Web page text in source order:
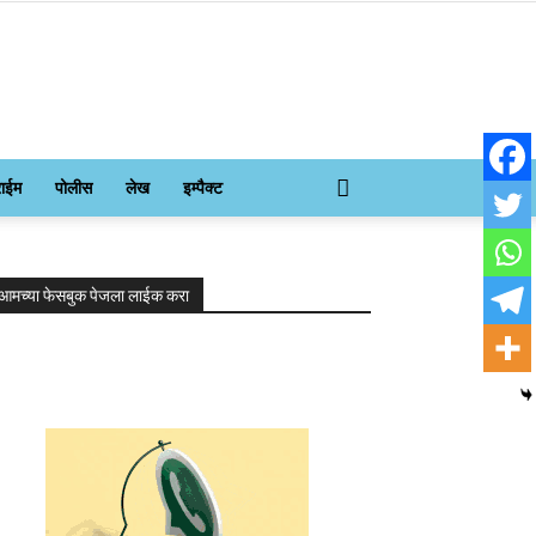
पोलीस लेख इम्पैक्ट
फेसबुक पेजला लाईक करा